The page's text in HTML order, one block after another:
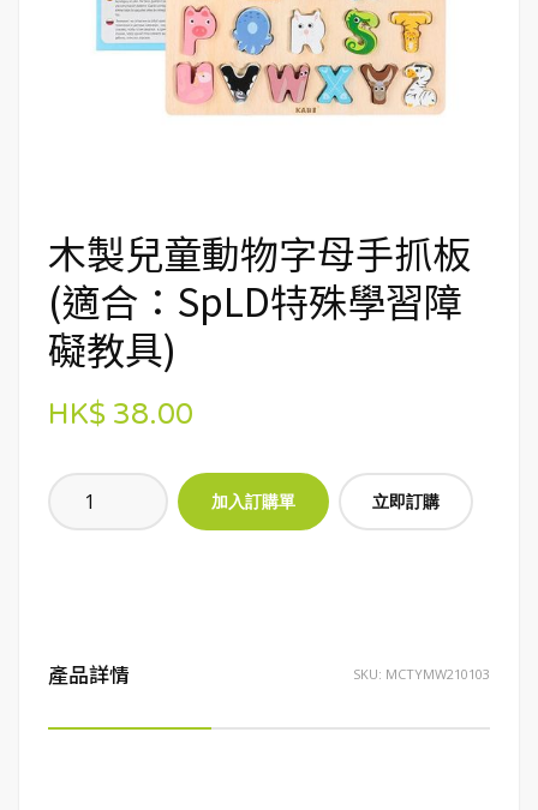
木製兒童動物字母手抓板
(適合：SpLD特殊學習障
礙教具)
HK$ 38.00
立即訂購
產品詳情 SKU: MCTYMW210103